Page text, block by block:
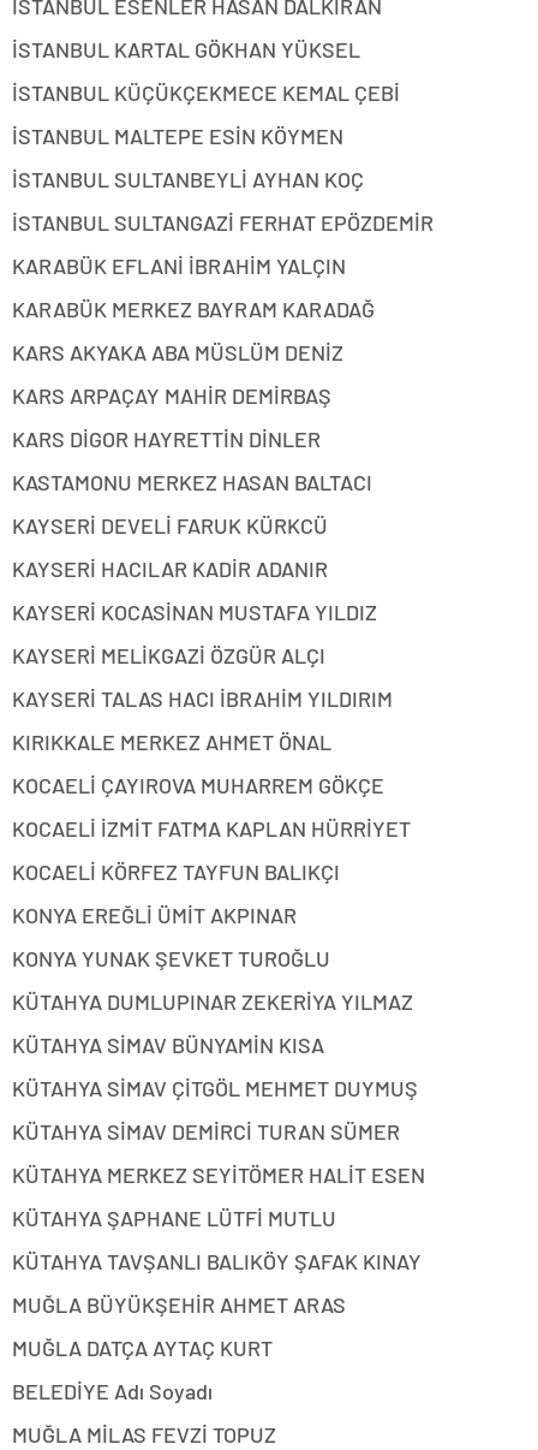
İSTANBUL ESENLER HASAN DALKIRAN
İSTANBUL KARTAL GÖKHAN YÜKSEL
İSTANBUL KÜÇÜKÇEKMECE KEMAL ÇEBİ
İSTANBUL MALTEPE ESİN KÖYMEN
İSTANBUL SULTANBEYLİ AYHAN KOÇ
İSTANBUL SULTANGAZİ FERHAT EPÖZDEMİR
KARABÜK EFLANİ İBRAHİM YALÇIN
KARABÜK MERKEZ BAYRAM KARADAĞ
KARS AKYAKA ABA MÜSLÜM DENİZ
KARS ARPAÇAY MAHİR DEMİRBAŞ
KARS DİGOR HAYRETTİN DİNLER
KASTAMONU MERKEZ HASAN BALTACI
KAYSERİ DEVELİ FARUK KÜRKCÜ
KAYSERİ HACILAR KADİR ADANIR
KAYSERİ KOCASİNAN MUSTAFA YILDIZ
KAYSERİ MELİKGAZİ ÖZGÜR ALÇI
KAYSERİ TALAS HACI İBRAHİM YILDIRIM
KIRIKKALE MERKEZ AHMET ÖNAL
KOCAELİ ÇAYIROVA MUHARREM GÖKÇE
KOCAELİ İZMİT FATMA KAPLAN HÜRRİYET
KOCAELİ KÖRFEZ TAYFUN BALIKÇI
KONYA EREĞLİ ÜMİT AKPINAR
KONYA YUNAK ŞEVKET TUROĞLU
KÜTAHYA DUMLUPINAR ZEKERİYA YILMAZ
KÜTAHYA SİMAV BÜNYAMİN KISA
KÜTAHYA SİMAV ÇİTGÖL MEHMET DUYMUŞ
KÜTAHYA SİMAV DEMİRCİ TURAN SÜMER
KÜTAHYA MERKEZ SEYİTÖMER HALİT ESEN
KÜTAHYA ŞAPHANE LÜTFİ MUTLU
KÜTAHYA TAVŞANLI BALIKÖY ŞAFAK KINAY
MUĞLA BÜYÜKŞEHİR AHMET ARAS
MUĞLA DATÇA AYTAÇ KURT
BELEDİYE Adı Soyadı
MUĞLA MİLAS FEVZİ TOPUZ